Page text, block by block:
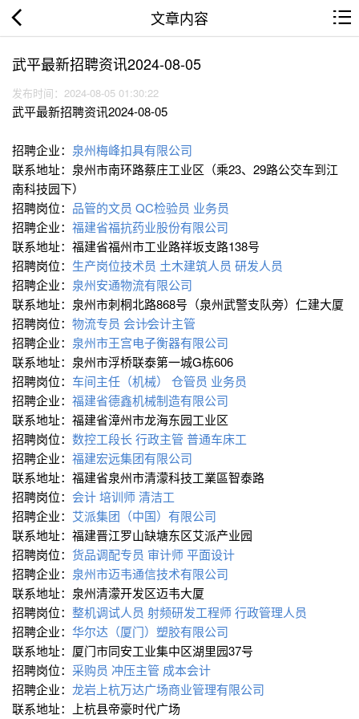
文章内容
武平最新招聘资讯2024-08-05
发布时间：2024-08-05 01:30:22
武平最新招聘资讯2024-08-05
招聘企业： 泉州梅峰扣具有限公司
联系地址：泉州市南环路蔡庄工业区（乘23、29路公交车到江
南科技园下）
招聘岗位： 品管的文员 QC检验员 业务员
招聘企业： 福建省福抗药业股份有限公司
联系地址：福建省福州市工业路祥坂支路138号
招聘岗位： 生产岗位技术员 土木建筑人员 研发人员
招聘企业： 泉州安通物流有限公司
联系地址：泉州市刺桐北路868号（泉州武警支队旁）仁建大厦
招聘岗位： 物流专员 会计∕会计主管
招聘企业： 泉州市王宫电子衡器有限公司
联系地址：泉州市浮桥联泰第一城G栋606
招聘岗位： 车间主任（机械） 仓管员 业务员
招聘企业： 福建省德鑫机械制造有限公司
联系地址：福建省漳州市龙海东园工业区
招聘岗位： 数控工段长行政主管 普通车床工
招聘企业： 福建宏远集团有限公司
联系地址：福建省泉州市清濛科技工業區智泰路
招聘岗位： 会计培训师清洁工
招聘企业： 艾派集团（中国）有限公司
联系地址：福建晋江罗山缺塘东区艾派产业园
招聘岗位： 货品调配专员 审计师平面设计
招聘企业： 泉州市迈韦通信技术有限公司
联系地址：泉州清濛开发区迈韦大厦
招聘岗位： 整机调试人员 射频研发工程师行政管理人员
招聘企业： 华尔达（厦门）塑胶有限公司
联系地址：厦门市同安工业集中区湖里园37号
招聘岗位： 采购员 冲压主管 成本会计
招聘企业： 龙岩上杭万达广场商业管理有限公司
联系地址：上杭县帝豪时代广场